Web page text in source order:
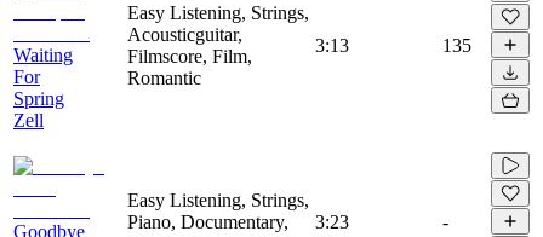
Waiting
For
Spring
Zell
Easy Listening, Strings,
Acousticguitar,
Filmscore, Film,
Romantic
3:13 135
Goodbye
Easy Listening, Strings,
Piano, Documentary,
3:23 -